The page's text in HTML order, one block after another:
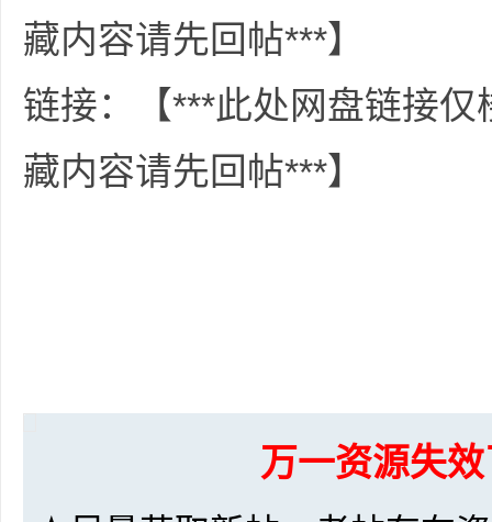
藏内容请先回帖***】
链接：【***此处网盘链接
藏内容请先回帖***】
万一资源失